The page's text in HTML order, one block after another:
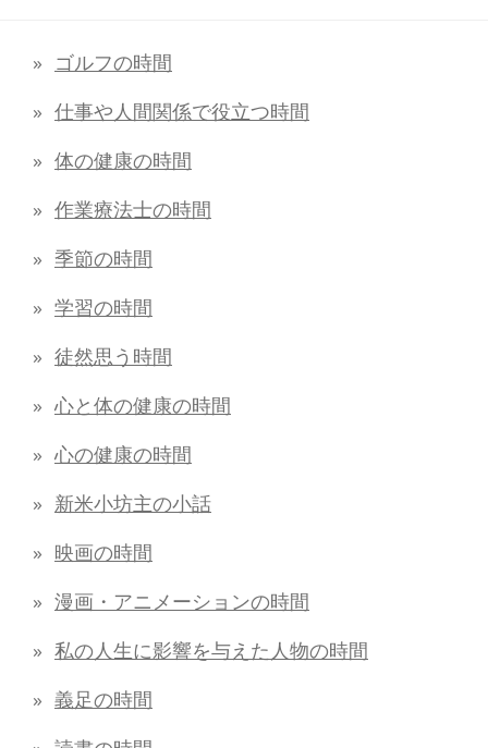
ゴルフの時間
仕事や人間関係で役立つ時間
体の健康の時間
作業療法士の時間
季節の時間
学習の時間
徒然思う時間
心と体の健康の時間
心の健康の時間
新米小坊主の小話
映画の時間
漫画・アニメーションの時間
私の人生に影響を与えた人物の時間
義足の時間